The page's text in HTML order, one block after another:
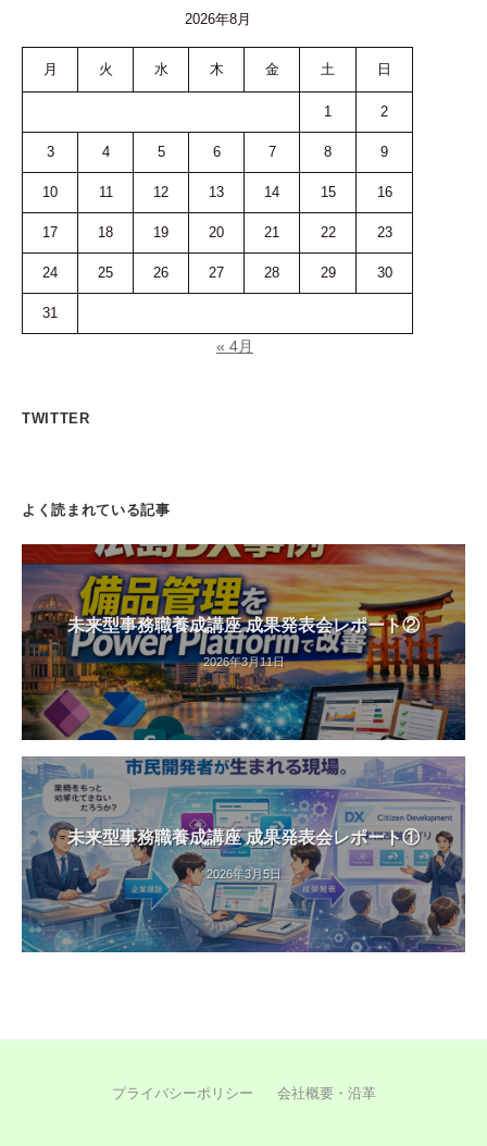
2026年8月
月 火 水 木 金 土 日
1 2
3 4 5 6 7 8 9
10 11 12 13 14 15 16
17 18 19 20 21 22 23
24 25 26 27 28 29 30
31
« 4月
TWITTER
よく読まれている記事
未来型事務職養成講座 成果発表会レポート②
2026年3月11日
未来型事務職養成講座 成果発表会レポート①
2026年3月5日
プライバシーポリシー 会社概要・沿革